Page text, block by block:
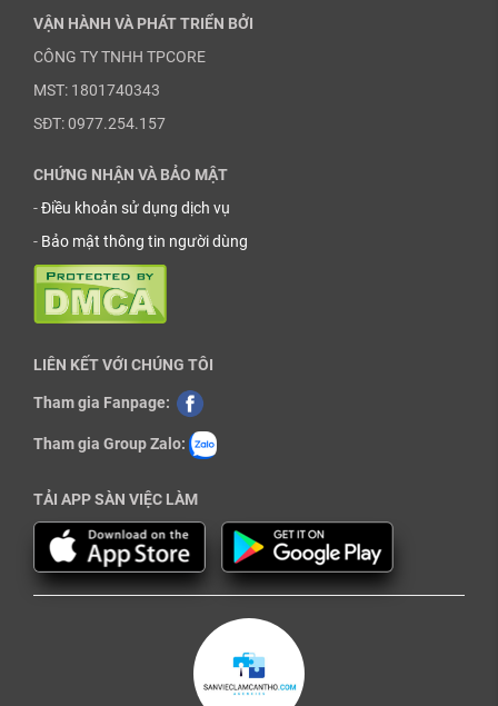
VẬN HÀNH VÀ PHÁT TRIỂN BỞI
CÔNG TY TNHH TPCORE
MST: 1801740343
SĐT: 0977.254.157
CHỨNG NHẬN VÀ BẢO MẬT
-Điều khoản sử dụng dịch vụ
- Bảo mật thông tin người dùng
LIÊN KẾT VỚI CHÚNG TÔI
Tham gia Fanpage:
Tham gia Group Zalo:
TẢI APP SÀN VIỆC LÀM